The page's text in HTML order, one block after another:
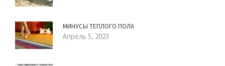
МИНУСЫ ТЕПЛОГО ПОЛА
Апрель 5, 2023